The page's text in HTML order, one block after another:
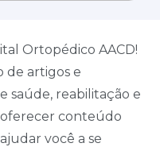
Ortopédico AACD!
de artigos e
saúde, reabilitação e
oferecer conteúdo
você a se